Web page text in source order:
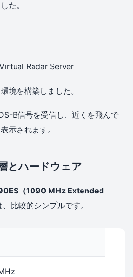
た。
Radar Server
境を構築しました。
B信号を受信し、近くを飛んで
示されます。
とハードウェア
（1090 MHz Extended
比較的シンプルです。